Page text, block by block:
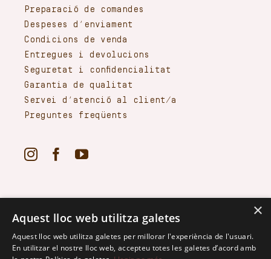
Preparació de comandes
Despeses d’enviament
Condicions de venda
Entregues i devolucions
Seguretat i confidencialitat
Garantia de qualitat
Servei d’atenció al client/a
Preguntes freqüents
×
Aquest lloc web utilitza galetes
Aquest lloc web utilitza galetes per millorar l'experiència de l'usuari.
En utilitzar el nostre lloc web, accepteu totes les galetes d’acord amb